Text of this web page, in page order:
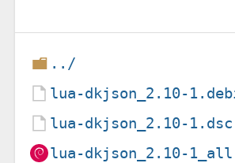
../
lua-dkjson_2.10-
lua-dkjson_2.10-1.dsc
lua-dkjson_2.10-